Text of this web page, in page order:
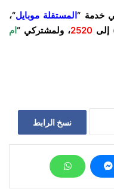
خدمة “المستقلة موبايل“،
إلى 2520، ولمشتركي “ام
نسخ الرابط